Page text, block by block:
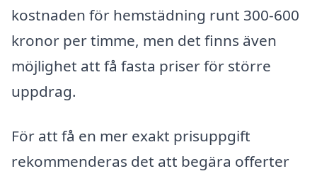
kostnaden för hemstädning runt 300-600
kronor per timme, men det finns även
möjlighet att få fasta priser för större
uppdrag.
För att få en mer exakt prisuppgift
rekommenderas det att begära offerter